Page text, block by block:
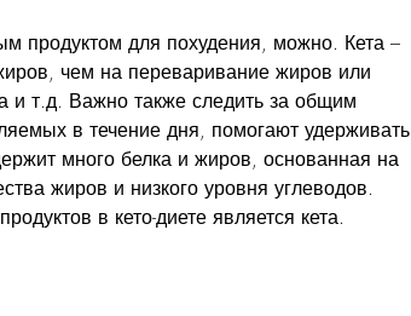
продуктом для похудения, можно. Кета –
чем на переваривание жиров или
и т.д. Важно также следить за общим
в течение дня, помогают удерживать
много белка и жиров, основанная на
жиров и низкого уровня углеводов.
в кето-диете является кета.